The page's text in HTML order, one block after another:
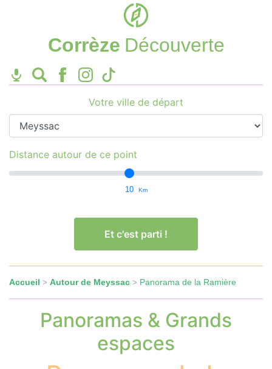
Corrèze Découverte
Votre ville de départ
Distance autour de ce point
10 Km
Et c'est parti !
Accueil > Autour de Meyssac > Panorama de la Ramière
Panoramas & Grands
espaces